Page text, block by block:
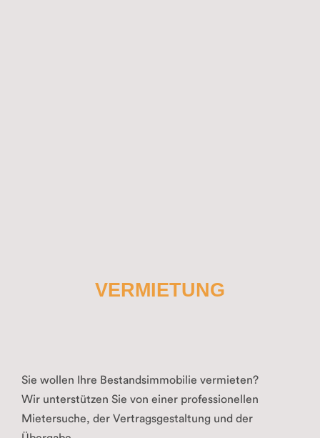
VERMIETUNG
Sie wollen Ihre Bestandsimmobilie vermieten?
Wir unterstützen Sie von einer professionellen
Mietersuche, der Vertragsgestaltung und der